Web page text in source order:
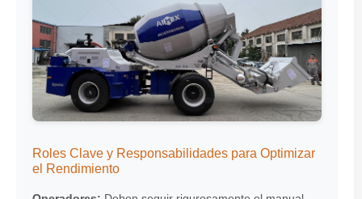
Roles Clave y Responsabilidades para Optimizar
el Rendimiento